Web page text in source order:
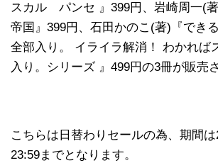
スカル パンセ 』399円、岩崎周一(
帝国』399円、石田かのこ(著)『でき
全部入り。 イライラ解消！ わかれば
入り。シリーズ 』499円の3冊が販売
こちらは日替わりセールの為、期間は
23:59までとなります。